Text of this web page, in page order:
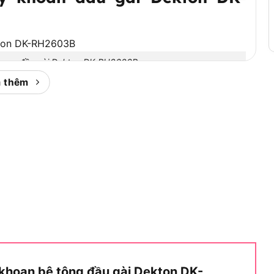
đầu gài Dekton DK-RH2603B
bê tông 26mm hiệu quả.
chắc chắn, tăng hiệu suất.
tầm nhìn thoáng khi làm việc.
DK-RH2603B kết hợp 3 chức năng, công suất
khoan.
thêm